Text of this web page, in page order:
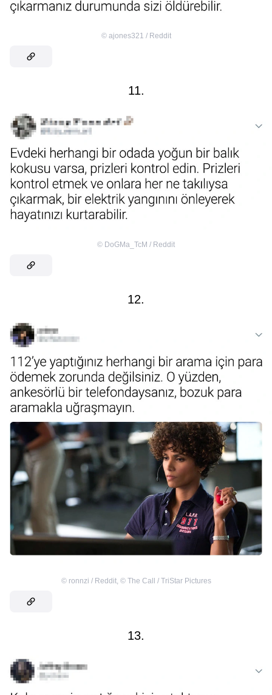
© ajones321 / Reddit
11.
© DoGMa_TcM / Reddit
12.
© ronnzi / Reddit, © The Call / TriStar Pictures
13.